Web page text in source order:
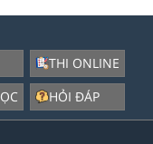
THI ONLINE
HỎI ĐÁP